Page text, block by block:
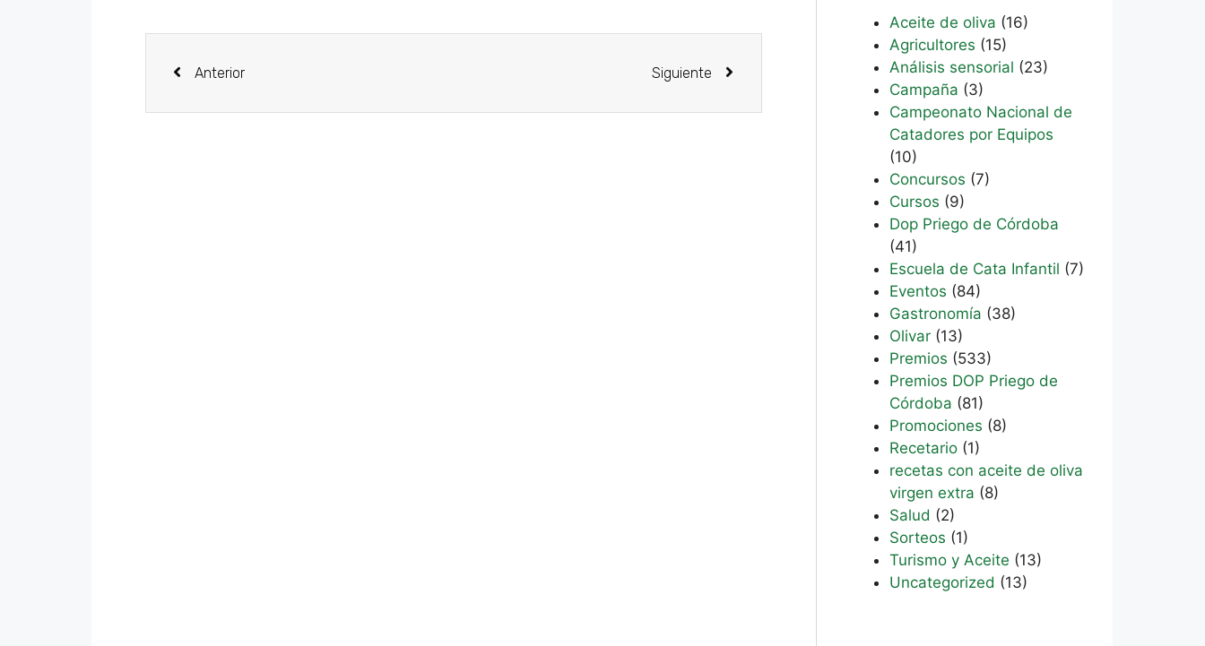
Anterior Siguiente
Aceite de oliva (16)
Agricultores (15)
Análisis sensorial (23)
Campaña (3)
Campeonato Nacional de
Catadores por Equipos
(10)
Concursos (7)
Cursos (9)
Dop Priego de Córdoba
(41)
Escuela de Cata Infantil (7)
Eventos (84)
Gastronomía (38)
Olivar(13)
Premios (533)
Premios DOP Priego de
Córdoba (81)
Promociones (8)
Recetario(1)
recetas con aceite de oliva
virgen extra (8)
Salud (2)
Sorteos (1)
Turismo y Aceite (13)
Uncategorized (13)